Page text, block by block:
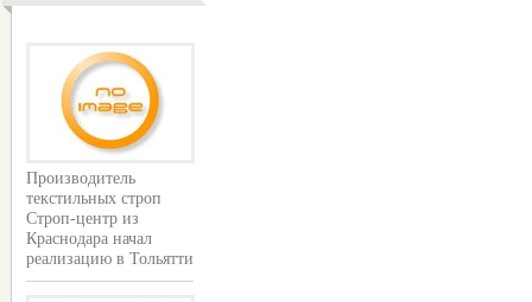
Производитель
текстильных строп
Строп-центр из
Краснодара начал
реализацию в Тольятти